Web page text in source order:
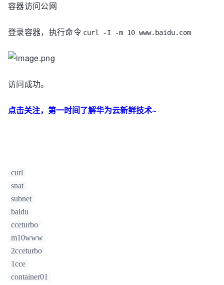
容器访问公网
登录容器，执行命令 curl -I -m 10 www.baidu.com
访问成功。
点击关注，第一时间了解华为云新鲜技术~
curl
snat
subnet
baidu
cceturbo
m10www
2cceturbo
1cce
container01